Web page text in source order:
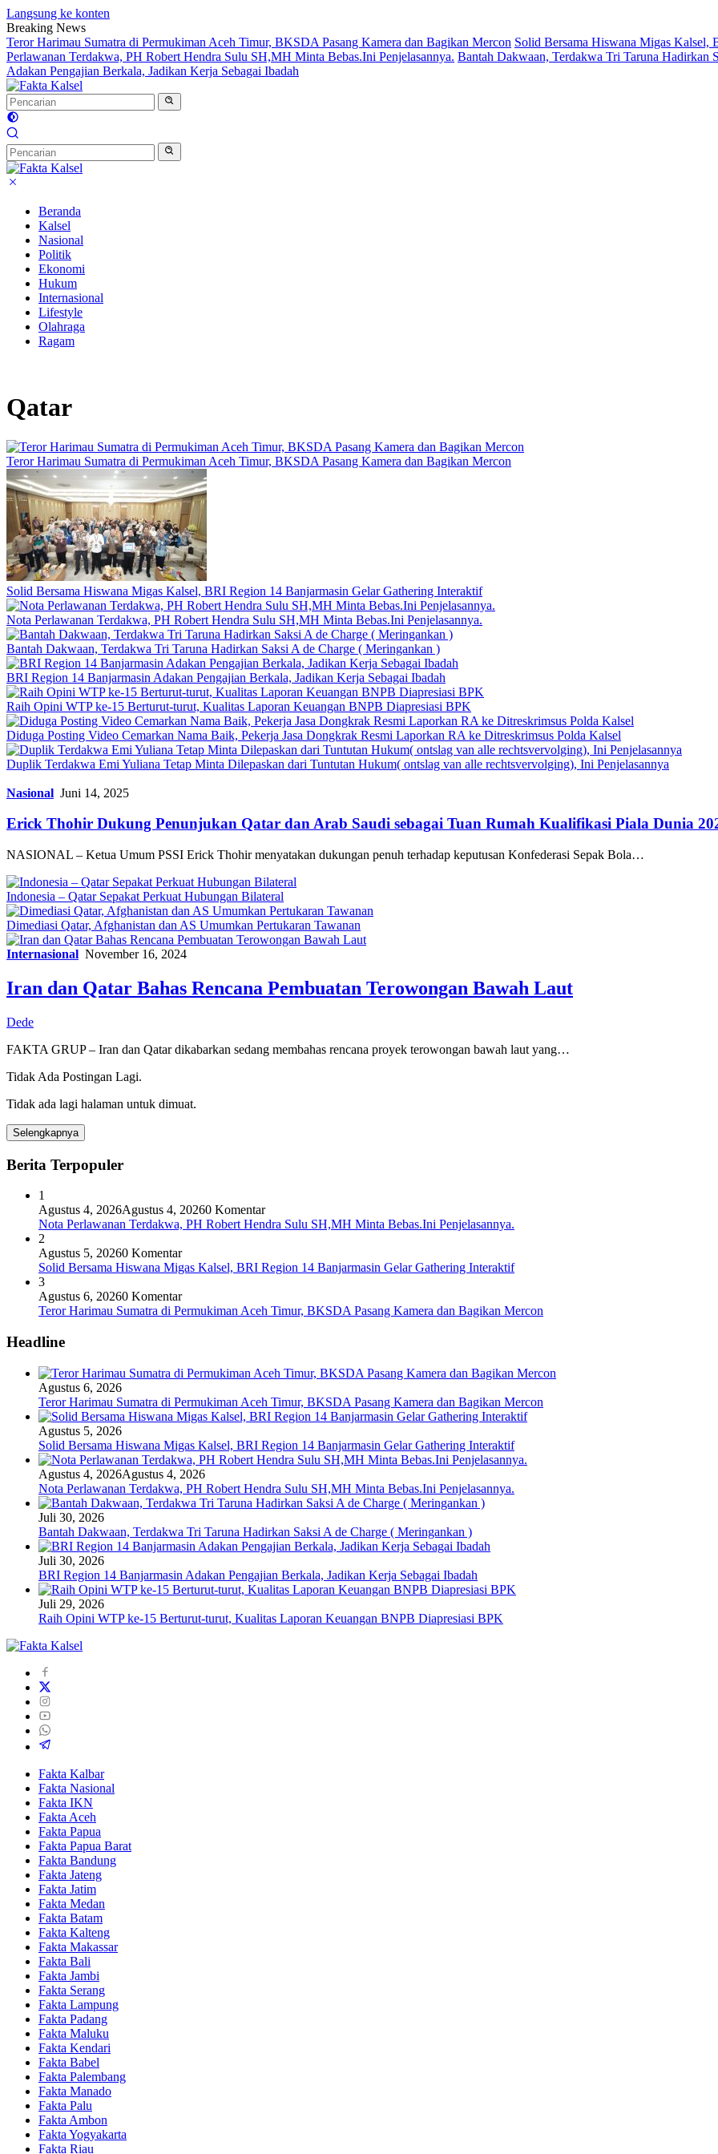
Langsung ke konten
Breaking News
Teror Harimau Sumatra di Permukiman Aceh Timur, BKSDA Pasang Kamera dan Bagikan Mercon Solid Bersama Hiswana Migas Kalsel,
Perlawanan Terdakwa, PH Robert Hendra Sulu SH,MH Minta Bebas.Ini Penjelasannya. Bantah Dakwaan, Terdakwa Tri Taruna Hadirkan
Adakan Pengajian Berkala, Jadikan Kerja Sebagai Ibadah
Beranda
Kalsel
Nasional
Politik
Ekonomi
Hukum
Internasional
Lifestyle
Olahraga
Ragam
Qatar
Teror Harimau Sumatra di Permukiman Aceh Timur, BKSDA Pasang Kamera dan Bagikan Mercon
Solid Bersama Hiswana Migas Kalsel, BRI Region 14 Banjarmasin Gelar Gathering Interaktif
Nota Perlawanan Terdakwa, PH Robert Hendra Sulu SH,MH Minta Bebas.Ini Penjelasannya.
Bantah Dakwaan, Terdakwa Tri Taruna Hadirkan Saksi A de Charge ( Meringankan )
BRI Region 14 Banjarmasin Adakan Pengajian Berkala, Jadikan Kerja Sebagai Ibadah
Raih Opini WTP ke-15 Berturut-turut, Kualitas Laporan Keuangan BNPB Diapresiasi BPK
Diduga Posting Video Cemarkan Nama Baik, Pekerja Jasa Dongkrak Resmi Laporkan RA ke Ditreskrimsus Polda Kalsel
Duplik Terdakwa Emi Yuliana Tetap Minta Dilepaskan dari Tuntutan Hukum( ontslag van alle rechtsvervolging), Ini Penjelasannya
Nasional Juni 14, 2025
Erick Thohir Dukung Penunjukan Qatar dan Arab Saudi sebagai Tuan Rumah Kualifikasi Piala Dunia
NASIONAL – Ketua Umum PSSI Erick Thohir menyatakan dukungan penuh terhadap keputusan Konfederasi Sepak Bola…
Indonesia – Qatar Sepakat Perkuat Hubungan Bilateral
Dimediasi Qatar, Afghanistan dan AS Umumkan Pertukaran Tawanan
Internasional November 16, 2024
Iran dan Qatar Bahas Rencana Pembuatan Terowongan Bawah Laut
Dede
FAKTA GRUP – Iran dan Qatar dikabarkan sedang membahas rencana proyek terowongan bawah laut yang…
Tidak Ada Postingan Lagi.
Tidak ada lagi halaman untuk dimuat.
Selengkapnya
Berita Terpopuler
1
Agustus 4, 2026Agustus 4, 20260 Komentar
Nota Perlawanan Terdakwa, PH Robert Hendra Sulu SH,MH Minta Bebas.Ini Penjelasannya.
2
Agustus 5, 20260 Komentar
Solid Bersama Hiswana Migas Kalsel, BRI Region 14 Banjarmasin Gelar Gathering Interaktif
3
Agustus 6, 20260 Komentar
Teror Harimau Sumatra di Permukiman Aceh Timur, BKSDA Pasang Kamera dan Bagikan Mercon
Headline
Agustus 6, 2026
Teror Harimau Sumatra di Permukiman Aceh Timur, BKSDA Pasang Kamera dan Bagikan Mercon
Agustus 5, 2026
Solid Bersama Hiswana Migas Kalsel, BRI Region 14 Banjarmasin Gelar Gathering Interaktif
Agustus 4, 2026Agustus 4, 2026
Nota Perlawanan Terdakwa, PH Robert Hendra Sulu SH,MH Minta Bebas.Ini Penjelasannya.
Juli 30, 2026
Bantah Dakwaan, Terdakwa Tri Taruna Hadirkan Saksi A de Charge ( Meringankan )
Juli 30, 2026
BRI Region 14 Banjarmasin Adakan Pengajian Berkala, Jadikan Kerja Sebagai Ibadah
Juli 29, 2026
Raih Opini WTP ke-15 Berturut-turut, Kualitas Laporan Keuangan BNPB Diapresiasi BPK
Fakta Kalbar
Fakta Nasional
Fakta IKN
Fakta Aceh
Fakta Papua
Fakta Papua Barat
Fakta Bandung
Fakta Jateng
Fakta Jatim
Fakta Medan
Fakta Batam
Fakta Kalteng
Fakta Makassar
Fakta Bali
Fakta Jambi
Fakta Serang
Fakta Lampung
Fakta Padang
Fakta Maluku
Fakta Kendari
Fakta Babel
Fakta Palembang
Fakta Manado
Fakta Palu
Fakta Ambon
Fakta Yogyakarta
Fakta Riau